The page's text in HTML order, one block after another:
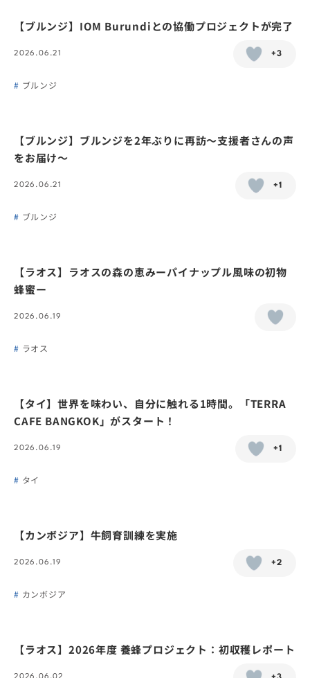
【ブルンジ】IOM Burundiとの協働プロジェクトが完了
2026.06.21 +3
ブルンジ
【ブルンジ】ブルンジを2年ぶりに再訪〜支援者さんの声
をお届け〜
2026.06.21 +1
ブルンジ
【ラオス】ラオスの森の恵みーパイナップル風味の初物
蜂蜜ー
2026.06.19
ラオス
【タイ】世界を味わい、自分に触れる1時間。「TERRA
CAFE BANGKOK」がスタート！
2026.06.19 +1
タイ
【カンボジア】牛飼育訓練を実施
2026.06.19 +2
カンボジア
【ラオス】2026年度 養蜂プロジェクト：初収穫レポート